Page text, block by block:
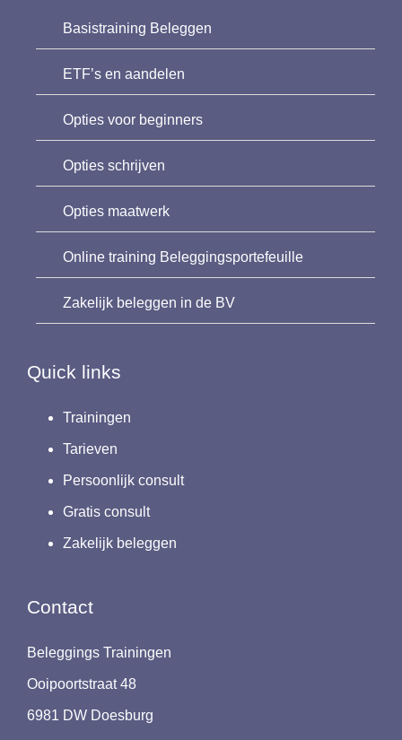
Basistraining Beleggen
ETF’s en aandelen
Opties voor beginners
Opties schrijven
Opties maatwerk
Online training Beleggingsportefeuille
Zakelijk beleggen in de BV
Quick links
Trainingen
Tarieven
Persoonlijk consult
Gratis consult
Zakelijk beleggen
Contact
Beleggings Trainingen
Ooipoortstraat 48
6981 DW Doesburg